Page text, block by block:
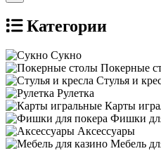
Категории
Сукно
Покерные
Стулья и
Рулетка
Карты
Фишки
Аксессуары
Мебель